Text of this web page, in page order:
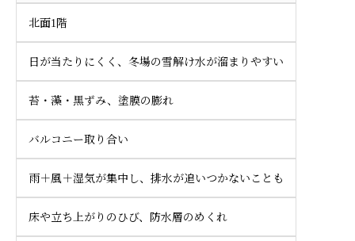
北面1階
日が当たりにくく、冬場の雪解け水が溜まりやすい
苔・藻・黒ずみ、塗膜の膨れ
バルコニー取り合い
雨＋風＋湿気が集中し、排水が追いつかないことも
床や立ち上がりのひび、防水層のめくれ